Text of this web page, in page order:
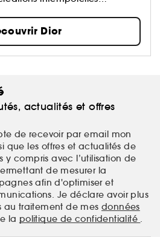
Maison porte une part de
un monde plus beau et
Dior
actualités et offres
de recevoir par email mon
que les offres et actualités de
y compris avec l’utilisation de
de mesurer la
afin d'optimiser et
Je déclare avoir plus
au traitement de mes données
la politique de confidentialité .